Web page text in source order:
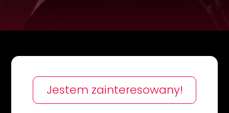
Jestem zainteresowany!